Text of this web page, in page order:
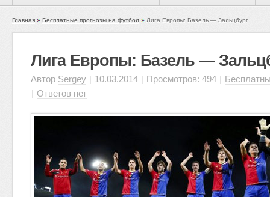
Главная Бесплатные прогнозы на футбол Лига Европы: Базель — Зальцбург
Лига Европы: Базель —
Автор Sergey | 10.03.2014 | Просмотров: 494 |
| Ответов нет